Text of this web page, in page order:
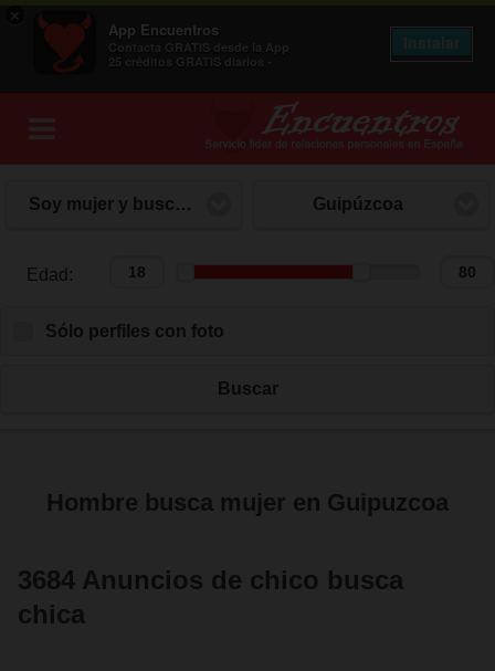
×
App Encuentros
Contacta GRATIS desde la App
25 créditos GRATIS diarios -
Soy mujer y busco hombre Guipúzcoa
Edad: Edad:
Sólo perfiles con foto
Buscar
Hombre busca mujer en Guipuzcoa
3684 Anuncios de chico busca
chica